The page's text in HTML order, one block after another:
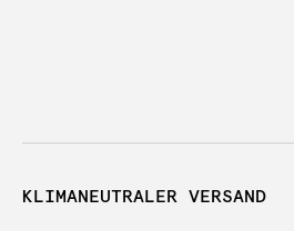
KLIMANEUTRALER VERSAND